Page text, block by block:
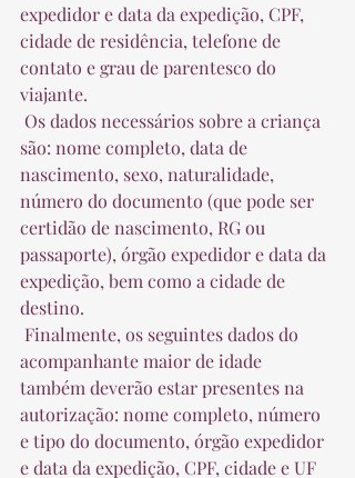
expedidor e data da expedição, CPF,
cidade de residência, telefone de
contato e grau de parentesco do
viajante.
são: nome completo, data de
nascimento, sexo, naturalidade,
número do documento (que pode ser
certidão de nascimento, RG ou
passaporte), órgão expedidor e data da
expedição, bem como a cidade de
destino.
acompanhante maior de idade
também deverão estar presentes na
autorização: nome completo, número
e tipo do documento, órgão expedidor
e data da expedição, CPF, cidade e UF